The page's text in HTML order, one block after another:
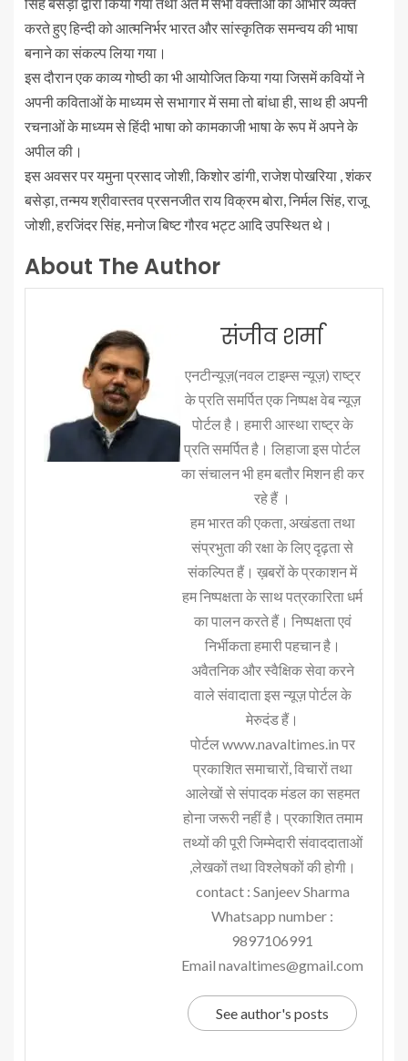
करते हुए हिन्दी को आत्मनिर्भर भारत और सांस्कृतिक समन्वय की भाषा
बनाने का संकल्प लिया गया।
इस दौरान एक काव्य गोष्ठी का भी आयोजित किया गया जिसमें कवियों ने
अपनी कविताओं के माध्यम से सभागार में समा तो बांधा ही, साथ ही अपनी
रचनाओं के माध्यम से हिंदी भाषा को कामकाजी भाषा के रूप में अपने के
अपील की।
इस अवसर पर यमुना प्रसाद जोशी, किशोर डांगी, राजेश पोखरिया , शंकर
बसेड़ा, तन्मय श्रीवास्तव प्रसनजीत राय विक्रम बोरा, निर्मल सिंह, राजू
जोशी, हरजिंदर सिंह, मनोज बिष्ट गौरव भट्ट आदि उपस्थित थे।
About The Author
संजीव शर्मा
एनटीन्यूज़(नवल टाइम्स न्यूज़) राष्ट्र
के प्रति समर्पित एक निष्पक्ष वेब न्यूज़
पोर्टल है। हमारी आस्था राष्ट्र के
प्रति समर्पित है। लिहाजा इस पोर्टल
का संचालन भी हम बतौर मिशन ही कर
रहे हैं ।
हम भारत की एकता, अखंडता तथा
संप्रभुता की रक्षा के लिए दृढ़ता से
संकल्पित हैं। ख़बरों के प्रकाशन में
हम निष्पक्षता के साथ पत्रकारिता धर्म
का पालन करते हैं। निष्पक्षता एवं
निर्भीकता हमारी पहचान है।
अवैतनिक और स्वैक्षिक सेवा करने
वाले संवादाता इस न्यूज़ पोर्टल के
मेरुदंड हैं।
पोर्टल www.navaltimes.in पर
प्रकाशित समाचारों, विचारों तथा
आलेखों से संपादक मंडल का सहमत
होना जरूरी नहीं है। प्रकाशित तमाम
तथ्यों की पूरी जिम्मेदारी संवाददाताओं
,लेखकों तथा विश्लेषकों की होगी।
contact : Sanjeev Sharma
Whatsapp number :
9897106991
Email navaltimes@gmail.com
See author's posts